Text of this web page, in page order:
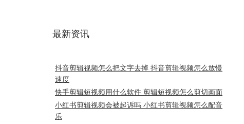
最新资讯
抖音剪辑视频怎么把文字去掉 抖音剪辑视频怎么放慢
速度
快手剪辑短视频用什么软件 剪辑短视频怎么剪切画面
小红书剪辑视频会被起诉吗 小红书剪辑视频怎么配音
乐